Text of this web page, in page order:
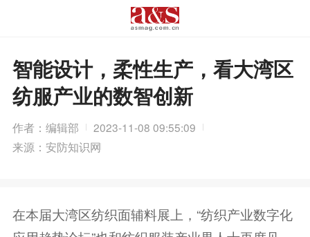
智能设计，柔性生产，看大湾区
纺服产业的数智创新
作者：编辑部
2023-11-08 09:55:09
来源：安防知识网
在本届大湾区纺织面辅料展上，“纺织产业数字化